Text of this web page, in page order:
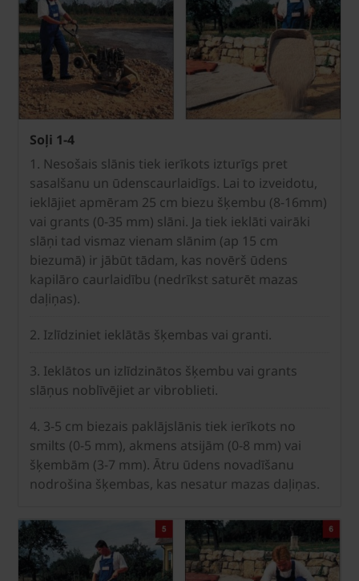
Soļi 1-4
1. Nesošais slānis tiek ierīkots izturīgs pret
sasalšanu un ūdenscaurlaidīgs. Lai to izveidotu,
ieklājiet apmēram 25 cm biezu šķembu (8-16mm)
vai grants (0-35 mm) slāni. Ja tiek ieklāti vairāki
slāņi tad vismaz vienam slānim (ap 15 cm
biezumā) ir jābūt tādam, kas novērš ūdens
kapilāro caurlaidību (nedrīkst saturēt mazas
daļiņas).
2. Izlīdziniet ieklātās šķembas vai granti.
3. Ieklātos un izlīdzinātos šķembu vai grants
slāņus noblīvējiet ar vibroblieti.
4. 3-5 cm biezais paklājslānis tiek ierīkots no
smilts (0-5 mm), akmens atsijām (0-8 mm) vai
šķembām (3-7 mm). Ātru ūdens novadīšanu
nodrošina šķembas, kas nesatur mazas daļiņas.